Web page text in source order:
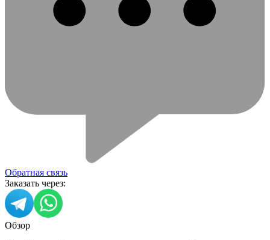
Обратная связь
Заказать через:
Обзор